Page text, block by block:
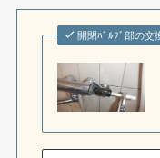
開閉ﾊﾞﾙﾌﾞ部の交